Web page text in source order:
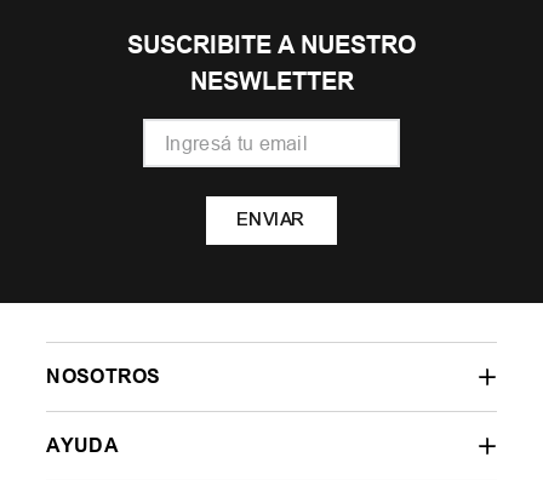
SUSCRIBITE A NUESTRO
NESWLETTER
ENVIAR
NOSOTROS
AYUDA